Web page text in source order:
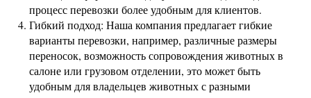
процесс перевозки более удобным для клиентов.
Гибкий подход: Наша компания предлагает гибкие
варианты перевозки, например, различные размеры
переносок, возможность сопровождения животных в
салоне или грузовом отделении, это может быть
удобным для владельцев животных с разными